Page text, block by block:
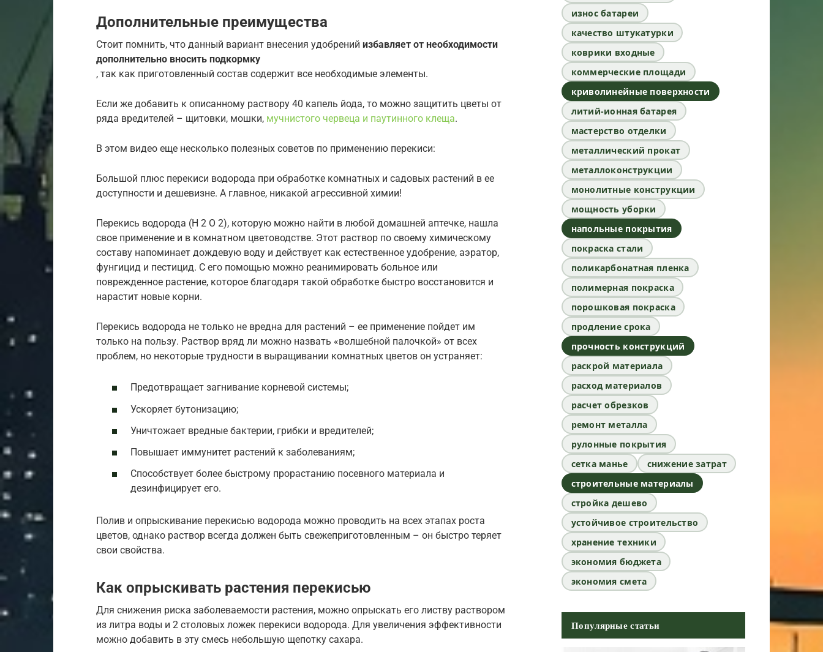
Дополнительные преимущества
Стоит помнить, что данный вариант внесения удобрений избавляет от необходимости
дополнительно вносить подкормку
, так как приготовленный состав содержит все необходимые элементы.
Если же добавить к описанному раствору 40 капель йода, то можно защитить цветы от
ряда вредителей – щитовки, мошки, мучнистого червеца и паутинного клеща.
В этом видео еще несколько полезных советов по применению перекиси:
Большой плюс перекиси водорода при обработке комнатных и садовых растений в ее
доступности и дешевизне. А главное, никакой агрессивной химии!
Перекись водорода (Н 2 О 2), которую можно найти в любой домашней аптечке, нашла
свое применение и в комнатном цветоводстве. Этот раствор по своему химическому
составу напоминает дождевую воду и действует как естественное удобрение, аэратор,
фунгицид и пестицид. С его помощью можно реанимировать больное или
поврежденное растение, которое благодаря такой обработке быстро восстановится и
нарастит новые корни.
Перекись водорода не только не вредна для растений – ее применение пойдет им
только на пользу. Раствор вряд ли можно назвать «волшебной палочкой» от всех
проблем, но некоторые трудности в выращивании комнатных цветов он устраняет:
Предотвращает загнивание корневой системы;
Ускоряет бутонизацию;
Уничтожает вредные бактерии, грибки и вредителей;
Повышает иммунитет растений к заболеваниям;
Способствует более быстрому прорастанию посевного материала и
дезинфицирует его.
Полив и опрыскивание перекисью водорода можно проводить на всех этапах роста
цветов, однако раствор всегда должен быть свежеприготовленным – он быстро теряет
свои свойства.
Как опрыскивать растения перекисью
Для снижения риска заболеваемости растения, можно опрыскать его листву раствором
из литра воды и 2 столовых ложек перекиси водорода. Для увеличения эффективности
можно добавить в эту смесь небольшую щепотку сахара.
износ батареи
качество штукатурки
коврики входные
коммерческие площади
криволинейные поверхности
литий-ионная батарея
мастерство отделки
металлический прокат
металлоконструкции
монолитные конструкции
мощность уборки
напольные покрытия
покраска стали
поликарбонатная пленка
полимерная покраска
порошковая покраска
продление срока
прочность конструкций
раскрой материала
расход материалов
расчет обрезков
ремонт металла
рулонные покрытия
сетка манье
снижение затрат
строительные материалы
стройка дешево
устойчивое строительство
хранение техники
экономия бюджета
экономия смета
Популярные статьи